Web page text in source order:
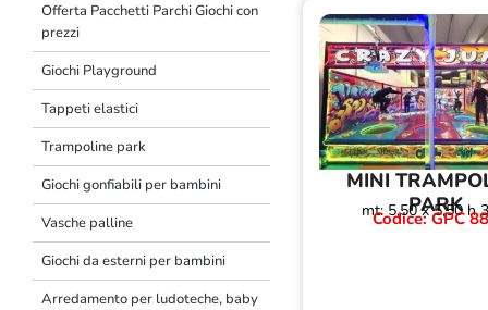
Offerta Pacchetti Parchi Giochi con
prezzi
Giochi Playground
Tappeti elastici
Trampoline park
Giochi gonfiabili per bambini
Vasche palline
Giochi da esterni per bambini
Arredamento per ludoteche, baby
MINI
PARK
mt: 5,50 x 5,50 h
Codice: GPC